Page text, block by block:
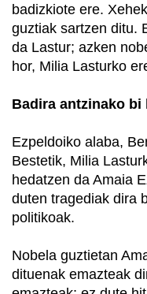
badizkiote ere.
guztiak sartzen ditu.
da Lastur; azken
hor, Milia Lasturko
Badira antzinako bi
Ezpeldoiko alaba,
Bestetik, Milia
hedatzen da Amaia
duten tragediak dira
politikoak.
Nobela guztietan
dituenak emazteak